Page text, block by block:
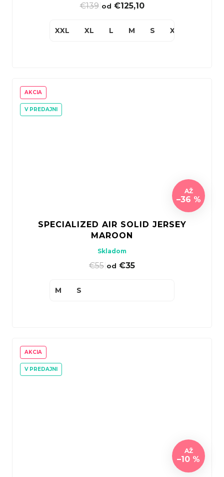
€139| od €125,10
XXL XL L M S XS
AKCIA
V PREDAJNI
AŽ
–36 %
SPECIALIZED AIR SOLID JERSEY
MAROON
Skladom
€55 od €35
M S
AKCIA
V PREDAJNI
AŽ
–10 %